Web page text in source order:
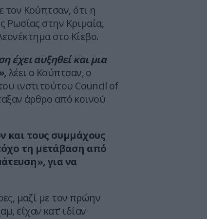
τον Κούπτσαν, ότι η
Ρωσίας στην Κριμαία,
στο Κίεβο.
έχει αυξηθεί και μια
λέει ο Κούπτσαν, ο
ινστιτούτου Council of
άρθρο από κοινού
και τους συμμάχους
τη μετάβαση από
για να
μαζί με τον πρώην
είχαν κατ’ ιδίαν